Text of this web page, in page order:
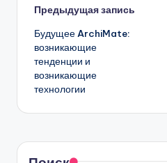
Навигация
записи
Предыдущая запись
Будущее ArchiMate:
возникающие
тенденции и
возникающие
технологии